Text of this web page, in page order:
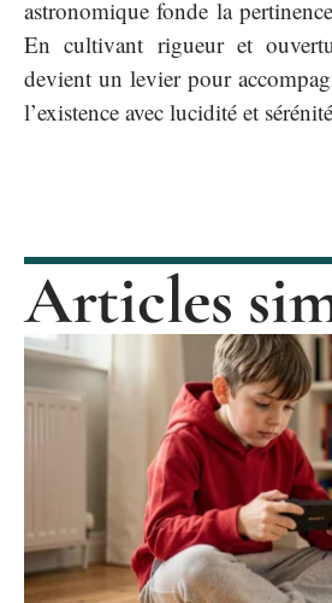
astronomique fonde la
En cultivant rigueur et
devient un levier pour
l’existence avec lucidité et
Articles